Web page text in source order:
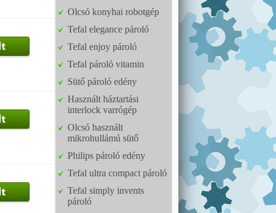
Olcsó konyhai robotgép
Tefal elegance pároló
Tefal enjoy pároló
Tefal pároló vitamin
Sütő pároló edény
Használt háztartási
interlock varrógép
Olcsó használt
mikrohullámú sütő
Philips pároló edény
Tefal ultra compact pároló
Tefal simply invents
pároló